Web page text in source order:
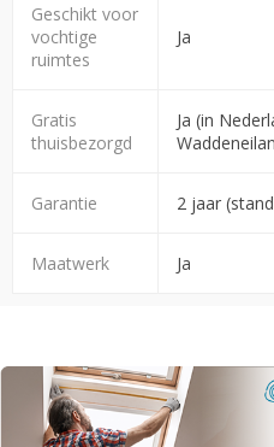
Geschikt voor
vochtige
ruimtes
Ja
Gratis
thuisbezorgd
Ja (in
Garantie 2 jaar
Maatwerk Ja